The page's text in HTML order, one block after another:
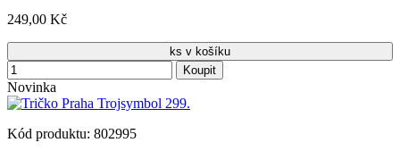
249,00 Kč
ks v košíku
Koupit
Novinka
Kód produktu: 802995